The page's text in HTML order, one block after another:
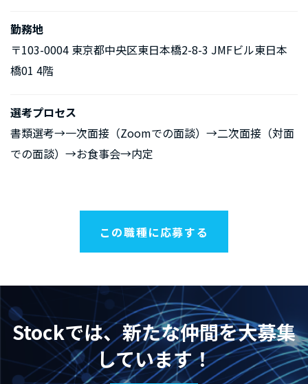
勤務地
〒103-0004 東京都中央区東日本橋2-8-3 JMFビル東日本
橋01 4階
選考プロセス
書類選考→一次面接（Zoomでの面談）→二次面接（対面
での面談）→お食事会→内定
この職種に応募する
Stockでは、新たな仲間を大募集
しています！